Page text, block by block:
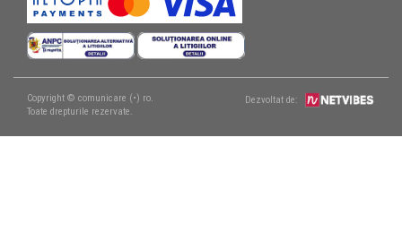
Copyright © comunicare (•) ro.
Toate drepturile rezervate.
Dezvoltat de: